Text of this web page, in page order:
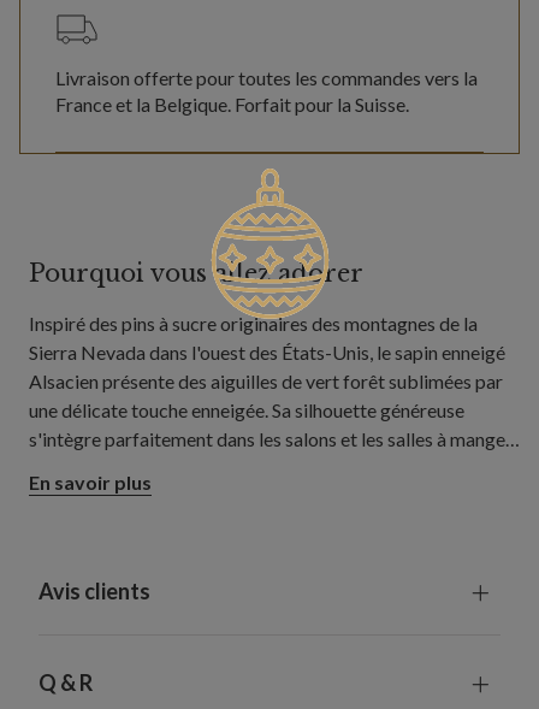
Livraison offerte pour toutes les commandes vers la
France et la Belgique. Forfait pour la Suisse.
Pourquoi vous allez adorer
Inspiré des pins à sucre originaires des montagnes de la
Sierra Nevada dans l'ouest des États-Unis, le sapin enneigé
Alsacien présente des aiguilles de vert forêt sublimées par
une délicate touche enneigée. Sa silhouette généreuse
s'intègre parfaitement dans les salons et les salles à manger,
décorations de style champêtre et les boules de Noël
En savoir plus
Avis clients
Q & R